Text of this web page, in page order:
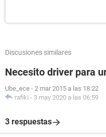
Discusiones similares
Necesito driver para
Ube_ece - 2 mar 2015 a las 18:22
rafiki - 3 may 2020 a las 06:59
3 respuestas